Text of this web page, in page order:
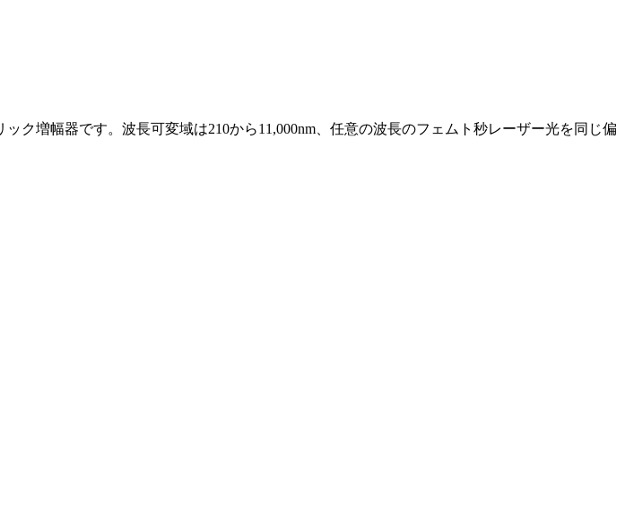
ク増幅器です。波長可変域は210から11,000nm、任意の波長のフェムト秒レーザー光を同じ偏